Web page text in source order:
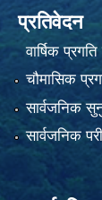
प्रतिवेदन
वार्षिक
चौमासिक
सार्वजनिक
सार्वजनिक